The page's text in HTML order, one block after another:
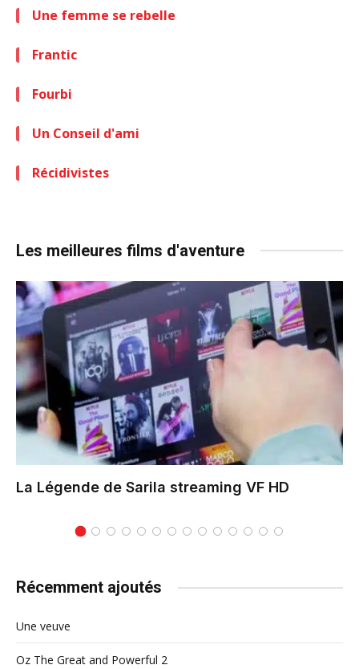
Une femme se rebelle
Frantic
Fourbi
Un Conseil d'ami
Récidivistes
Les meilleures films d'aventure
La Légende de Sarila streaming VF HD
Récemment ajoutés
Une veuve
Oz The Great and Powerful 2